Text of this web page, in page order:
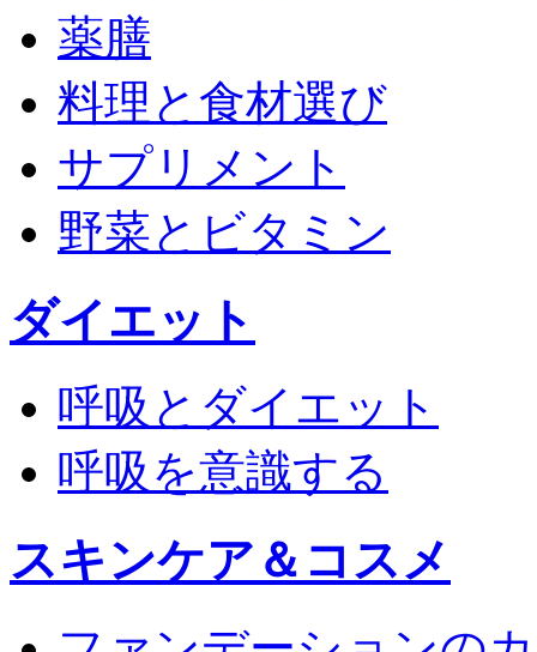
薬膳
料理と食材選び
サプリメント
野菜とビタミン
ダイエット
呼吸とダイエット
呼吸を意識する
スキンケア＆コスメ